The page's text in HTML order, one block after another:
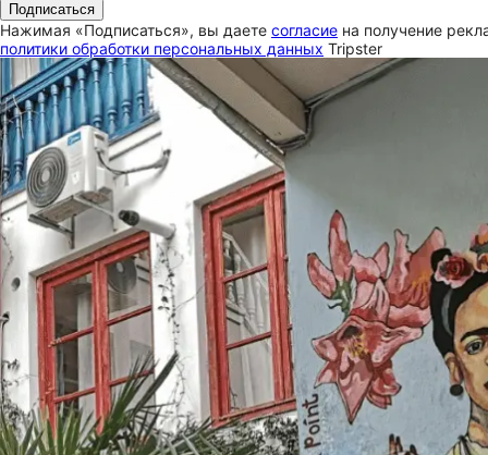
Подписаться
Нажимая «Подписаться», вы даете согласие на получение
политики обработки персональных данных Tripster